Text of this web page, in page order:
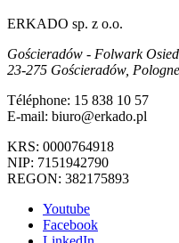
ERKADO sp. z o.o.
Gościeradów - Folwark
23-275 Gościeradów, Pologne
Téléphone: 15 838 10 57
E-mail: biuro@erkado.pl
KRS: 0000764918
NIP: 7151942790
REGON: 382175893
Youtube
Facebook